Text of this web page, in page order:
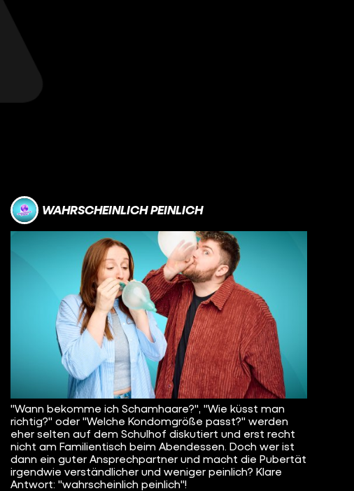
WAHRSCHEINLICH PEINLICH
"Wann bekomme ich Schamhaare?", "Wie küsst man
richtig?" oder "Welche Kondomgröße passt?" werden
eher selten auf dem Schulhof diskutiert und erst recht
nicht am Familientisch beim Abendessen. Doch wer ist
dann ein guter Ansprechpartner und macht die Pubertät
irgendwie verständlicher und weniger peinlich? Klare
Antwort: "wahrscheinlich peinlich"!